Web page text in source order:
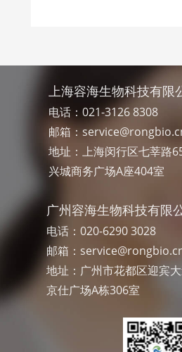
上海容海生物科技有限
电话：021-3126 8308
邮箱：
地址：上海闵行区七莘路
兴城商务广场A座404室
广州容海生物科技有限
电话：020-6290 3028
邮箱：
地址：广州市花都区迎宾
京仕广场A栋306室